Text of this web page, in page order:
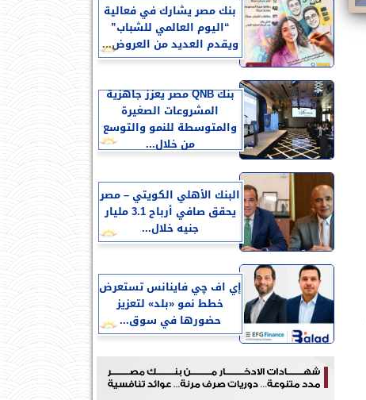
بنك مصر يشارك في فعالية
“اليوم العالمي للشباب”
ويقدم العديد من العروض...
بنك QNB مصر يعزز جاهزية
المشروعات الصغيرة
والمتوسطة للنمو والتوسع
من خلال...
البنك الأهلي الكويتي – مصر
يحقق صافي أرباح 3.1 مليار
جنيه خلال...
إي اف چي فاينانس تستعرض
خطط نمو «بلد» لتعزيز
حضورها في سوق...